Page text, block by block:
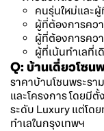
คนรุ่นใหม่และ
ผู้ที่ต้องการคว
ผู้ที่ต้องการคว
ผู้ที่เน้นทำเลที่เ
Q: บ้านเดี่ยวโซน
ราคาบ้านโซนพระรา
และโครงการ โดยมี
ระดับ Luxury แต่โด
ทำเลในกรุงเทพฯ